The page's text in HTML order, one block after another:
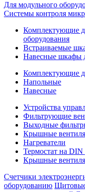
Для модульного
Системы контроля
Комплектующие
оборудования
Встраиваемые
Навесные шкафы
Комплектующие
Напольные
Навесные
Устройства
Фильтрующие
Выходные
Крышные
Нагреватели
Термостат на DIN
Крышные
Счетчики
оборудованию